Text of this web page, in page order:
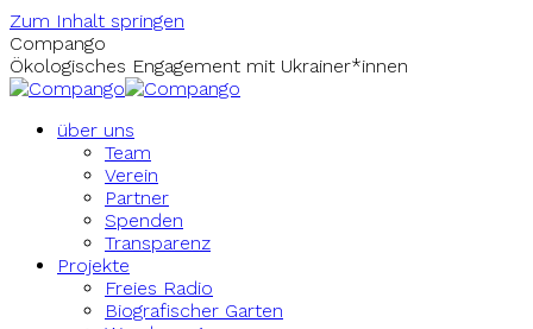
Zum Inhalt springen
Compango
Ökologisches Engagement mit Ukrainer*innen
über uns
Team
Verein
Partner
Spenden
Transparenz
Projekte
Freies Radio
Biografischer Garten